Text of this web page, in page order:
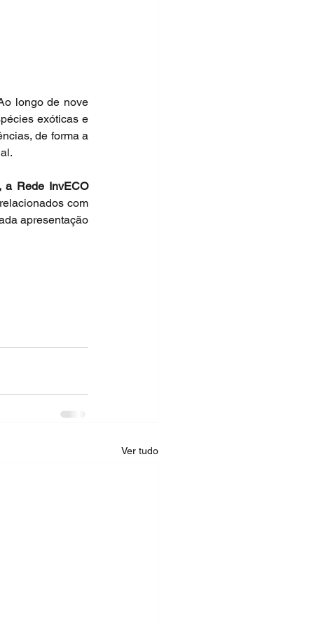
longo de nove
exóticas e
de forma a
a Rede InvECO
com
apresentação
Ver tudo